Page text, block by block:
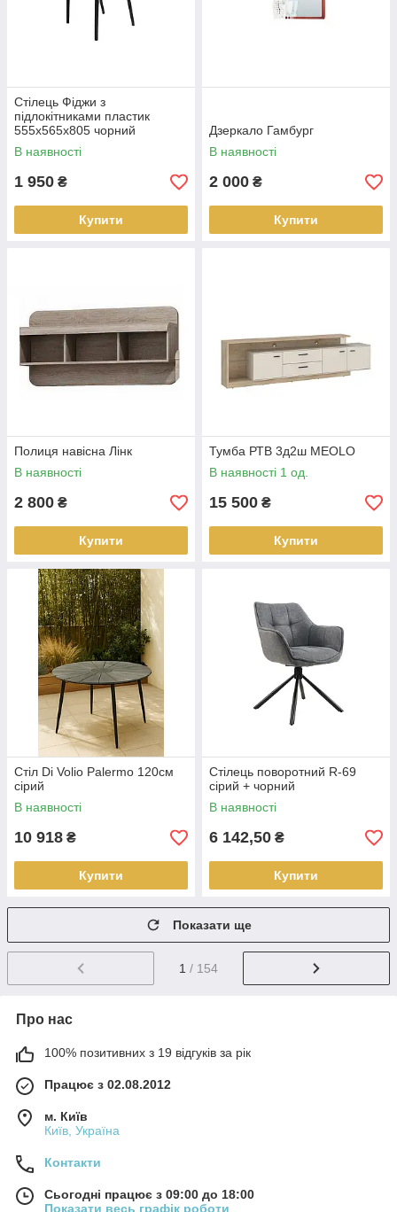
Стілець Фіджи з
підлокітниками пластик
555x565x805 чорний
В наявності
1 950 ₴
Купити
Дзеркало Гамбург
В наявності
2 000 ₴
Купити
Полиця навісна Лінк
В наявності
2 800 ₴
Купити
Тумба РТВ 3д2ш MEOLO
В наявності 1 од.
15 500 ₴
Купити
Стіл Di Volio Palermo 120см
сірий
В наявності
10 918 ₴
Купити
Стілець поворотний R-69
сірий + чорний
В наявності
6 142,50 ₴
Купити
Показати ще
1 / 154
Про нас
100% позитивних з 19 відгуків за рік
Працює з 02.08.2012
м. Київ
Київ, Україна
Контакти
Сьогодні працює з 09:00 до 18:00
Показати весь графік роботи